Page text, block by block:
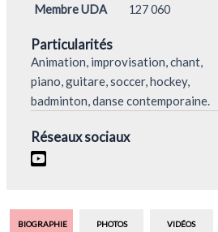
Membre UDA
127 060
Particularités
Animation, improvisation, chant,
piano, guitare, soccer, hockey,
badminton, danse contemporaine.
Réseaux sociaux
BIOGRAPHIE PHOTOS VIDÉOS